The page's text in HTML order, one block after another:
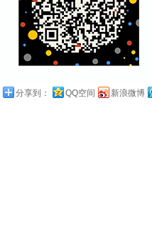
分享到： QQ空间 新浪微博